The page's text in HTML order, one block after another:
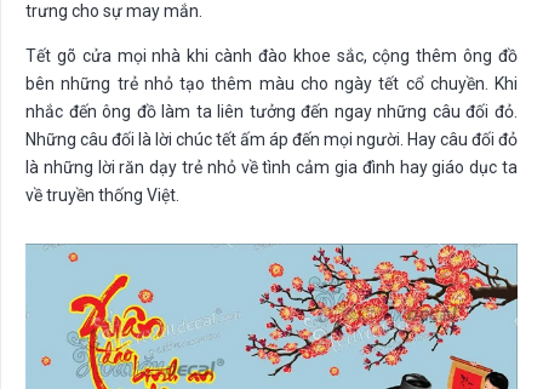
trưng cho sự may mắn.
Tết gõ cửa mọi nhà khi cành đào khoe sắc, cộng thêm ông đồ
bên những trẻ nhỏ tạo thêm màu cho ngày tết cổ chuyền. Khi
nhắc đến ông đồ làm ta liên tưởng đến ngay những câu đối đỏ.
Những câu đối là lời chúc tết ấm áp đến mọi người. Hay câu đối đỏ
là những lời răn dạy trẻ nhỏ về tình cảm gia đình hay giáo dục ta
về truyền thống Việt.